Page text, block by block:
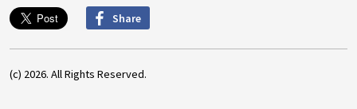
Share
(c) 2026. All Rights Reserved.